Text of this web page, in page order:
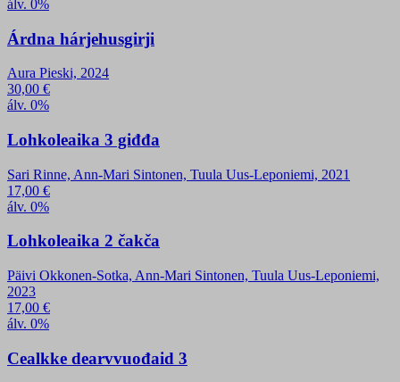
álv. 0%
Árdna hárjehusgirji
Aura Pieski, 2024
30,00 €
álv. 0%
Lohkoleaika 3 giđđa
Sari Rinne, Ann-Mari Sintonen, Tuula Uus-Leponiemi, 2021
17,00 €
álv. 0%
Lohkoleaika 2 čakča
Päivi Okkonen-Sotka, Ann-Mari Sintonen, Tuula Uus-Leponiemi,
2023
17,00 €
álv. 0%
Cealkke dearvvuođaid 3